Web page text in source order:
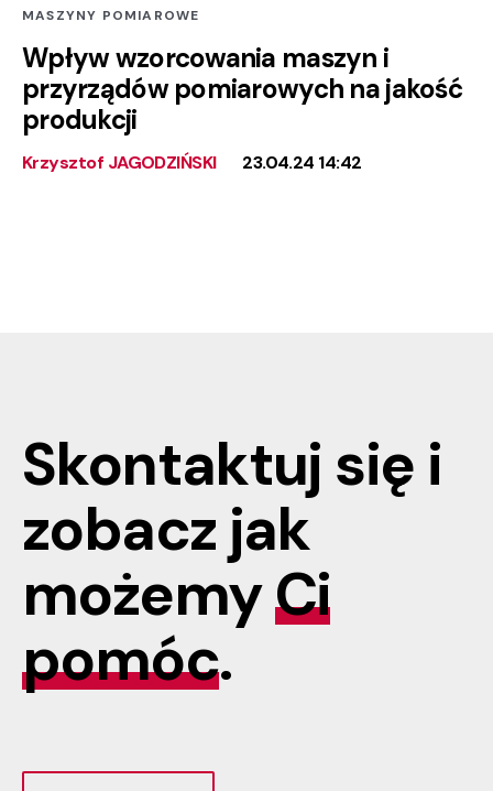
MASZYNY POMIAROWE
Wpływ wzorcowania maszyn i
przyrządów pomiarowych na jakość
produkcji
Krzysztof JAGODZIŃSKI 23.04.24 14:42
Skontaktuj się i
zobacz jak
możemyCi
pomóc.